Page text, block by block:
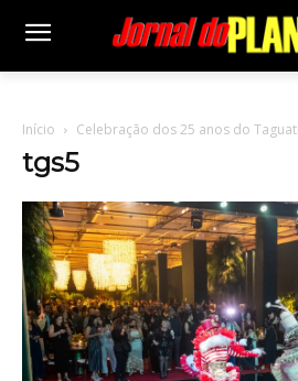
Início Celebração dos 25 anos do
tgs5